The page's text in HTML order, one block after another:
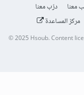
معنا
درّب معنا
مركز المساعدة
© 2025 Hsoub.Content